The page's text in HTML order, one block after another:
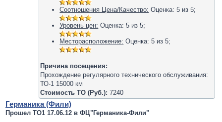
Соотношения Цена/Качество: Оценка:5 из5;
Уровень цен: Оценка:5 из5;
Месторасположение: Оценка:5 из5;
Причина посещения:
Прохождение регулярного технического обслуживания:
ТО-1 15000 км
Стоимость ТО (Руб.): 7240
Германика (Фили)
Прошел ТО1 17.06.12 в ФЦ"Германика-Фили"